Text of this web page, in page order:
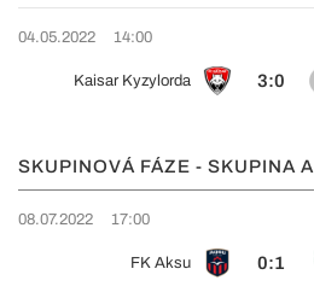
04.05.2022 14:00
Kaisar Kyzylorda 3:0
SKUPINOVÁ FÁZE - SKUPINA A
08.07.2022 17:00
FK Aksu 0:1